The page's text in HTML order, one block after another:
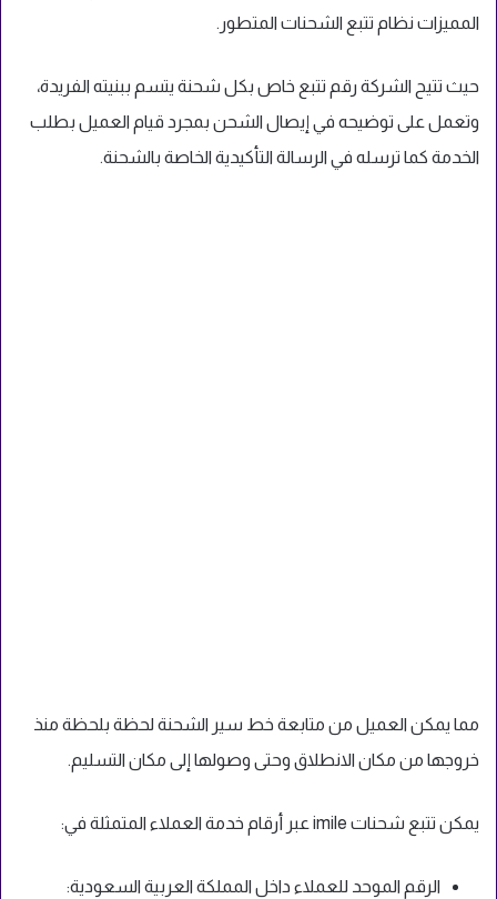
المميزات نظام تتبع الشحنات المتطور.
حيث تتيح الشركة رقم تتبع خاص بكل شحنة يتسم ببنيته الفريدة،
وتعمل على توضيحه في إيصال الشحن بمجرد قيام العميل بطلب
الخدمة كما ترسله في الرسالة التأكيدية الخاصة بالشحنة.
مما يمكن العميل من متابعة خط سير الشحنة لحظة بلحظة منذ
خروجها من مكان الانطلاق وحتى وصولها إلى مكان التسليم.
يمكن تتبع شحنات imile عبر أرقام خدمة العملاء المتمثلة في:
الرقم الموحد للعملاء داخل المملكة العربية السعودية: